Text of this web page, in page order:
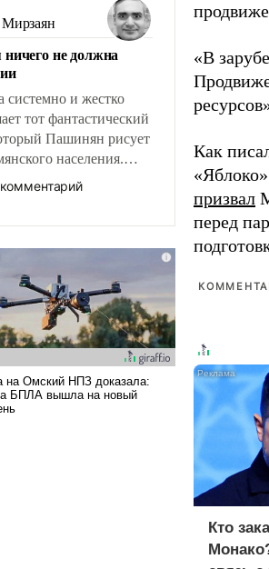
ситуация
многолетний период
США, например,
Мирзаян
ничего не должна
системно и жестко
тот фантастический
Пашинян рисует
населения.
будут безусловно
и где
за свои поступки не
«В
Как
призвал
перед
Кто